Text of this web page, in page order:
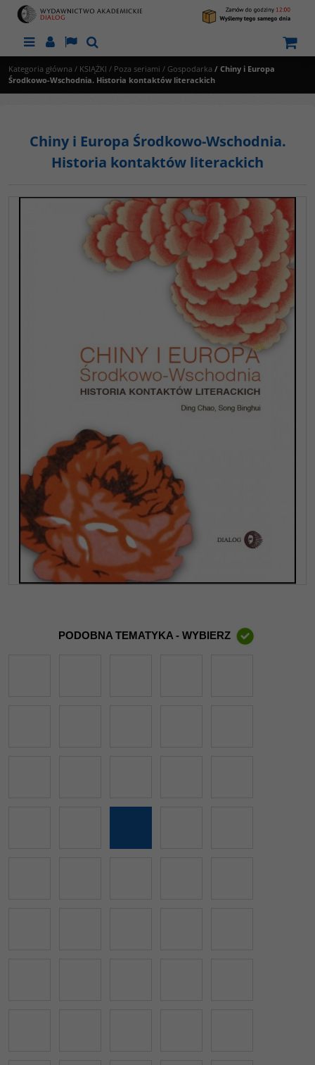
MenuPanelLangSzukaj
Kategoria główna / KSIĄŻKI / Poza seriami / Gospodarka / Chiny i Europa
Środkowo-Wschodnia. Historia kontaktów literackich
Chiny i Europa Środkowo-Wschodnia.
Historia kontaktów literackich
PODOBNA TEMATYKA - WYBIERZ